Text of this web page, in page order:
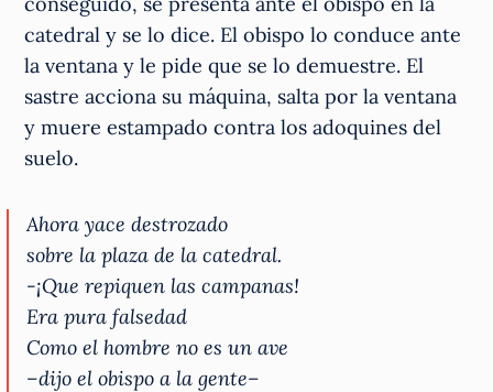
catedral y se lo dice. El obispo lo conduce ante
la ventana y le pide que se lo demuestre. El
sastre acciona su máquina, salta por la ventana
y muere estampado contra los adoquines del
suelo.
Ahora yace destrozado
sobre la plaza de la catedral.
-¡Que repiquen las campanas!
Era pura falsedad
Como el hombre no es un ave
–dijo el obispo a la gente–